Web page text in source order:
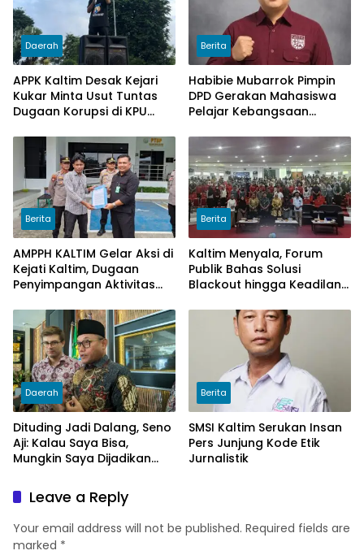
Daerah
APPK Kaltim Desak Kejari
Kukar Minta Usut Tuntas
Dugaan Korupsi di KPU
Dana Hibah PSU Kukar
Tahun 2025
Berita
Habibie Mubarrok Pimpin
DPD Gerakan Mahasiswa
Pelajar Kebangsaan
Berita
AMPPH KALTIM Gelar Aksi di
Kejati Kaltim, Dugaan
Penyimpangan Aktivitas
Sawit di Logpond Tubaan
Berita
Kaltim Menyala, Forum
Publik Bahas Solusi
Blackout hingga Keadilan
Daerah
Dituding Jadi Dalang, Seno
Aji: Kalau Saya Bisa,
Mungkin Saya Dijadikan
Berita
SMSI Kaltim Serukan Insan
Pers Junjung Kode Etik
Jurnalistik
Leave a Reply
Your email address will not be published. Required fields are
marked *